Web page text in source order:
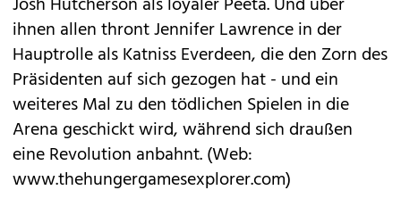
ihnen allen thront Jennifer Lawrence in der
Hauptrolle als Katniss Everdeen, die den Zorn des
Präsidenten auf sich gezogen hat - und ein
weiteres Mal zu den tödlichen Spielen in die
Arena geschickt wird, während sich draußen
eine Revolution anbahnt. (Web:
www.thehungergamesexplorer.com)